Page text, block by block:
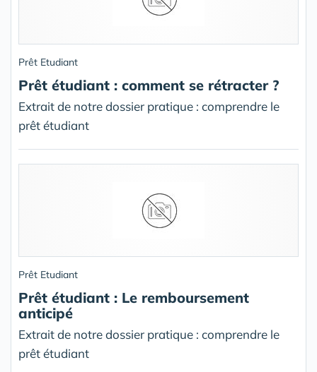
Prêt Etudiant
Prêt étudiant : comment se rétracter ?
Extrait de notre dossier pratique : comprendre le
prêt étudiant
Prêt Etudiant
Prêt étudiant : Le remboursement
anticipé
Extrait de notre dossier pratique : comprendre le
prêt étudiant